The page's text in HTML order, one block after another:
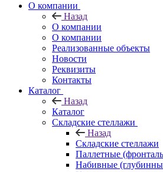
О компании
Назад
О компании
О компании
Реализованные объекты
Новости
Реквизиты
Контакты
Каталог
Назад
Каталог
Складские стеллажи
Назад
Складские стеллажи
Паллетные
Набивные